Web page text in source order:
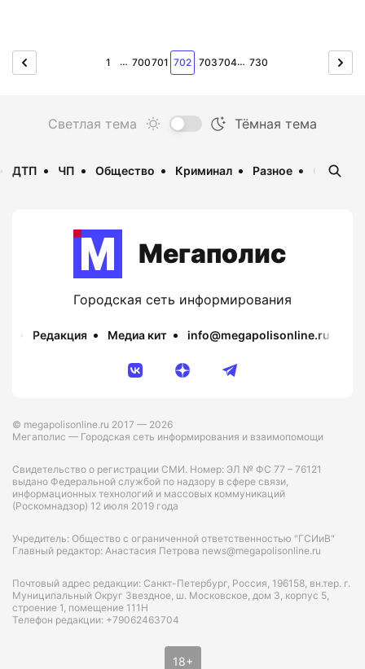
1 … 700701 702 703704… 730
ДТП ЧП Общество Криминал Разное
Мегаполис
Городская сеть информирования
Редакция Медиа кит info@megapolisonline.ru
© megapolisonline.ru 2017 — 2026
Мегаполис — Городская сеть информирования и взаимопомощи
Свидетельство о регистрации СМИ. Номер: ЭЛ № ФС 77 – 76121
выдано Федеральной службой по надзору в сфере связи,
информационных технологий и массовых коммуникаций
(Роскомнадзор) 12 июля 2019 года
Учредитель: Общество с ограниченной ответственностью "ГСИиВ"
Главный редактор: Анастасия Петрова news@megapolisonline.ru
Почтовый адрес редакции: Санкт-Петербург, Россия, 196158, вн.тер. г.
Муниципальный Округ Звездное, ш. Московское, дом 3, корпус 5,
строение 1, помещение 111Н
Телефон редакции: +79062463704
18+